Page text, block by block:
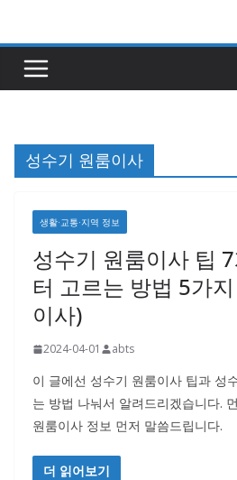
로
성수기 원룸이사
생활·교통·지역 정보
성수기 원룸이사 팁
터 고르는 방법 5가
이사)
2024-04-01 abts
이 글에선 성수기 원룸이사 팁과 성
는 방법 나눠서 알려드리겠습니다.
원룸이사 정보 먼저 말씀드립니다.
더 읽어보기